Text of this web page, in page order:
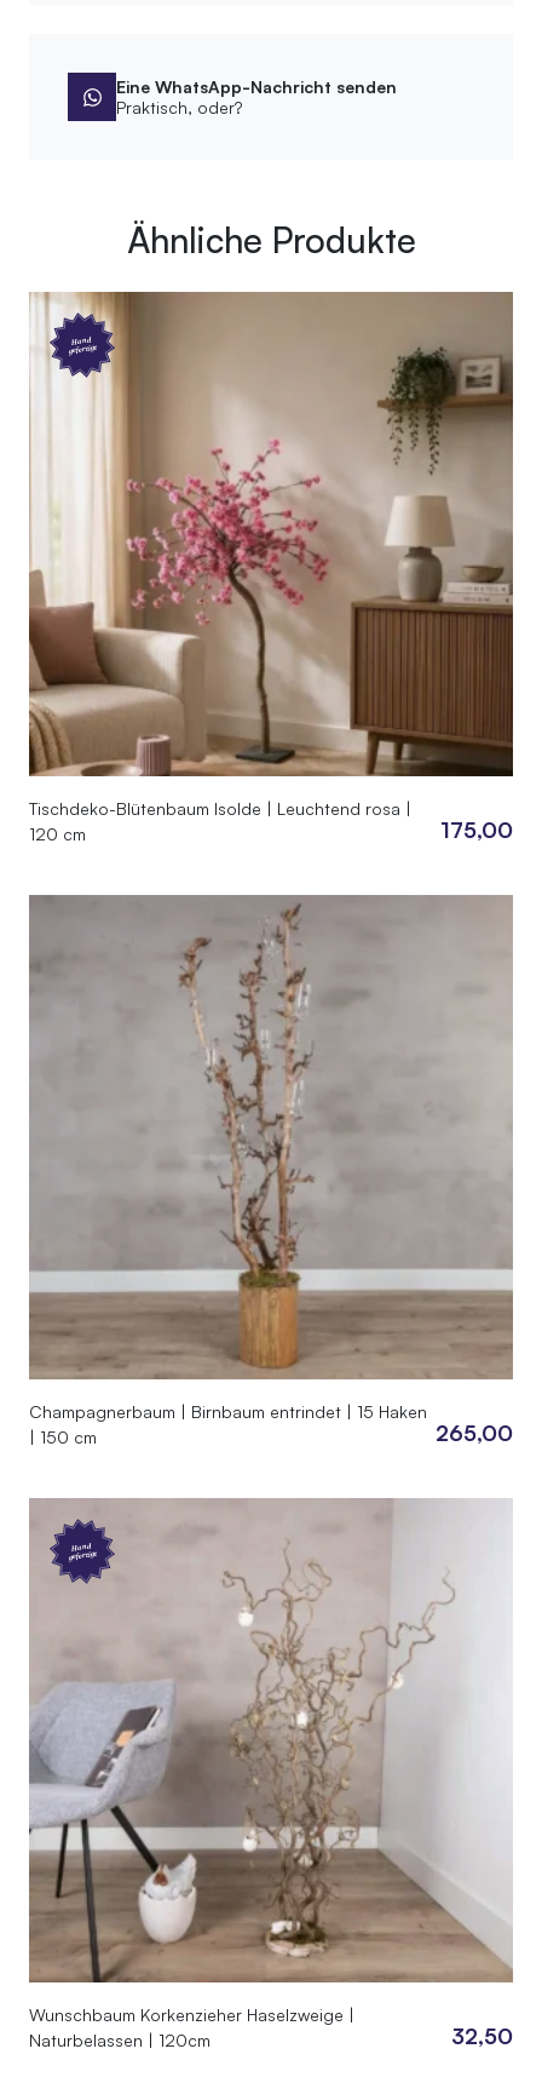
Eine WhatsApp-Nachricht senden
Praktisch, oder?
Ähnliche Produkte
Hand
gefertigt
Tischdeko-Blütenbaum Isolde | Leuchtend rosa |
120 cm
175,00
Champagnerbaum | Birnbaum entrindet | 15 Haken
| 150 cm
265,00
Hand
gefertigt
Wunschbaum Korkenzieher Haselzweige |
Naturbelassen | 120cm
32,50